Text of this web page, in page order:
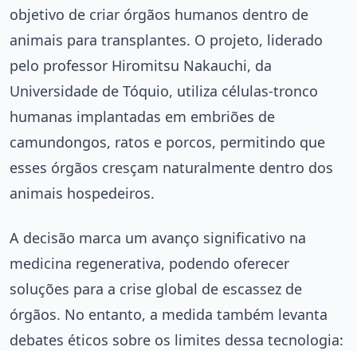
objetivo de criar órgãos humanos dentro de
animais para transplantes. O projeto, liderado
pelo professor Hiromitsu Nakauchi, da
Universidade de Tóquio, utiliza células-tronco
humanas implantadas em embriões de
camundongos, ratos e porcos, permitindo que
esses órgãos cresçam naturalmente dentro dos
animais hospedeiros.
A decisão marca um avanço significativo na
medicina regenerativa, podendo oferecer
soluções para a crise global de escassez de
órgãos. No entanto, a medida também levanta
debates éticos sobre os limites dessa tecnologia: